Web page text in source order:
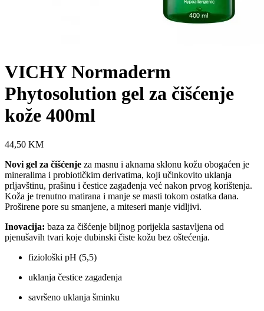
VICHY Normaderm
Phytosolution gel za čišćenje
kože 400ml
44,50 KM
Novi gel za čišćenje za masnu i aknama sklonu kožu obogaćen je
mineralima i probiotičkim derivatima, koji učinkovito uklanja
prljavštinu, prašinu i čestice zagađenja već nakon prvog korištenja.
Koža je trenutno matirana i manje se masti tokom ostatka dana.
Proširene pore su smanjene, a miteseri manje vidljivi.
Inovacija: baza za čišćenje biljnog porijekla sastavljena od
pjenušavih tvari koje dubinski čiste kožu bez oštećenja.
fiziološki pH (5,5)
uklanja čestice zagađenja
savršeno uklanja šminku